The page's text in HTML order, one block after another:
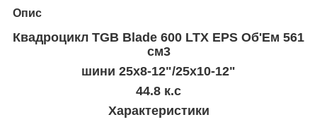
Опис
Квадроцикл TGB Blade 600 LTX EPS Об'Ем 561
см3
шини 25х8-12"/25х10-12"
44.8 к.с
Характеристики